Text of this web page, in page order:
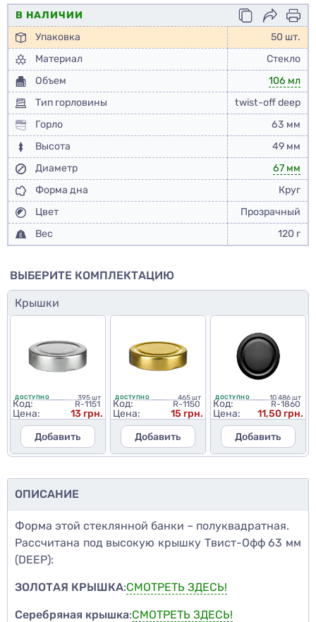
В НАЛИЧИИ
Упаковка
50 шт.
Материал
Стекло
Объем
106 мл
Тип горловины
twist-off deep
Горло
63 мм
Высота
49 мм
Диаметр
67 мм
Форма дна
Круг
Цвет
Прозрачный
Вес
120 г
ВЫБЕРИТЕ КОМПЛЕКТАЦИЮ
Крышки
ДОСТУПНО 395 шт
Код: R-1151
Цена:
13 грн.
Добавить
ДОСТУПНО 465 шт
Код: R-1150
Цена:
15 грн.
Добавить
ДОСТУПНО 10 486 шт
Код: R-1860
Цена:
11,50 грн.
Добавить
ОПИСАНИЕ
Форма этой стеклянной банки – полуквадратная.
Рассчитана под высокую крышку Твист-Офф 63 мм
(DEEP):
ЗОЛОТАЯ КРЫШКА:СМОТРЕТЬ ЗДЕСЬ!
Серебряная крышка:СМОТРЕТЬ ЗДЕСЬ!